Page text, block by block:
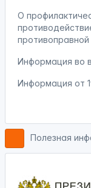
О
Информация во
Информация от
Полезная